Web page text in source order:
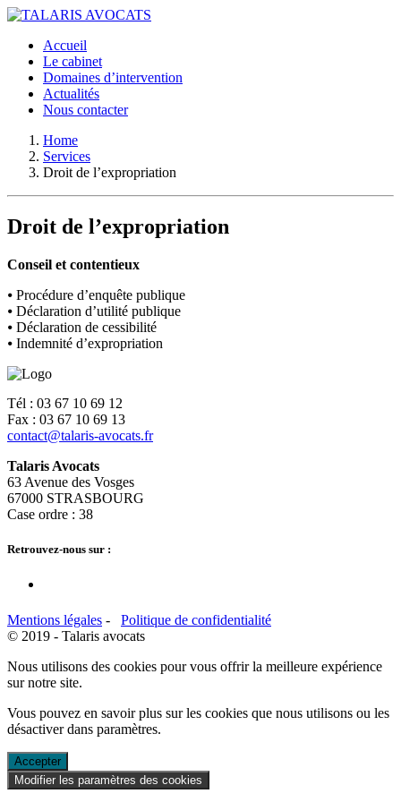
Accueil
Le cabinet
Domaines d’intervention
Actualités
Nous contacter
Home
Services
Droit de l’expropriation
Droit de l’expropriation
Conseil et contentieux
⦁ Procédure d’enquête publique
⦁ Déclaration d’utilité publique
⦁ Déclaration de cessibilité
⦁ Indemnité d’expropriation
Tél : 03 67 10 69 12
Fax : 03 67 10 69 13
contact@talaris-avocats.fr
Talaris Avocats
63 Avenue des Vosges
67000 STRASBOURG
Case ordre : 38
Retrouvez-nous sur :
Mentions légales - Politique de confidentialité
© 2019 - Talaris avocats
Nous utilisons des cookies pour vous offrir la meilleure expérience
sur notre site.
Vous pouvez en savoir plus sur les cookies que nous utilisons ou les
désactiver dans paramètres.
Accepter
Modifier les paramètres des cookies